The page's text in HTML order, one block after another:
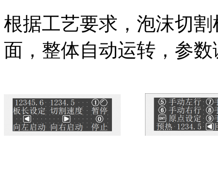
根据工艺要求，泡沫切
面，整体自动运转，参